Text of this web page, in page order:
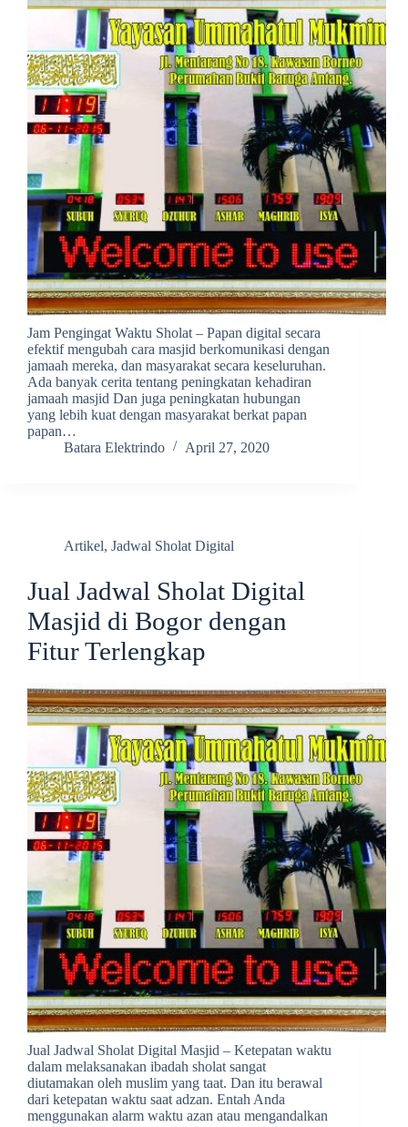
Jam Pengingat Waktu Sholat – Papan digital secara
efektif mengubah cara masjid berkomunikasi dengan
jamaah mereka, dan masyarakat secara keseluruhan.
Ada banyak cerita tentang peningkatan kehadiran
jamaah masjid Dan juga peningkatan hubungan
yang lebih kuat dengan masyarakat berkat papan
papan…
Batara Elektrindo
April 27, 2020
Artikel, Jadwal Sholat Digital
Jual Jadwal Sholat Digital
Masjid di Bogor dengan
Fitur Terlengkap
Jual Jadwal Sholat Digital Masjid – Ketepatan waktu
dalam melaksanakan ibadah sholat sangat
diutamakan oleh muslim yang taat. Dan itu berawal
dari ketepatan waktu saat adzan. Entah Anda
menggunakan alarm waktu azan atau mengandalkan